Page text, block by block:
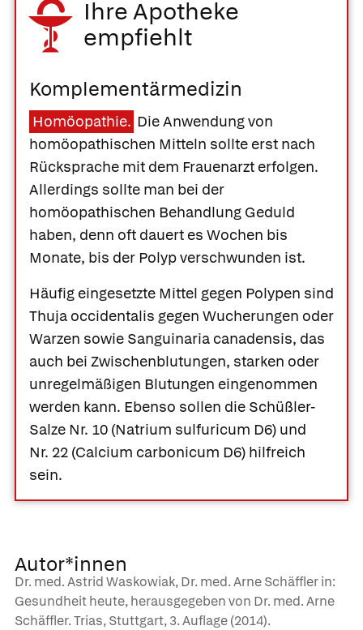
Ihre Apotheke
empfiehlt
Komplementärmedizin
Homöopathie. Die Anwendung von
homöopathischen Mitteln sollte erst nach
Rücksprache mit dem Frauenarzt erfolgen.
Allerdings sollte man bei der
homöopathischen Behandlung Geduld
haben, denn oft dauert es Wochen bis
Monate, bis der Polyp verschwunden ist.
Häufig eingesetzte Mittel gegen Polypen sind
Thuja occidentalis gegen Wucherungen oder
Warzen sowie Sanguinaria canadensis, das
auch bei Zwischenblutungen, starken oder
unregelmäßigen Blutungen eingenommen
werden kann. Ebenso sollen die Schüßler-
Salze Nr. 10 (Natrium sulfuricum D6) und
Nr. 22 (Calcium carbonicum D6) hilfreich
sein.
Autor*innen
Dr. med. Astrid Waskowiak, Dr. med. Arne Schäffler in:
Gesundheit heute, herausgegeben von Dr. med. Arne
Schäffler. Trias, Stuttgart, 3. Auflage (2014).